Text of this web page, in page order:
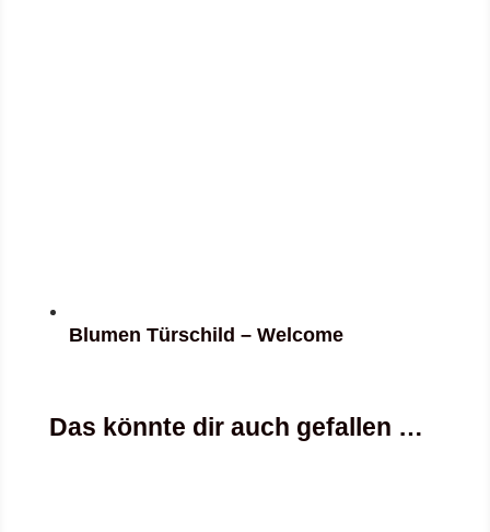
Blumen Türschild – Welcome
Das könnte dir auch gefallen …